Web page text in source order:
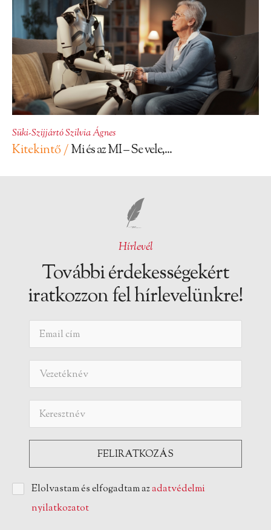
Süki-Szijjártó Szilvia Ágnes
Kitekintő /Mi és az MI – Se vele,...
Hírlevél
További érdekességekért
iratkozzon fel hírlevelünkre!
Elolvastam és elfogadtam azadatvédelmi
nyilatkozatot